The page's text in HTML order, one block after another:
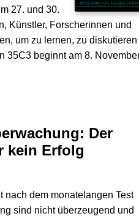
27. und 30.
Künstler, Forscherinnen und
um zu lernen, zu diskutieren
35C3 beginnt am 8.
Der
kein Erfolg
nach dem monatelangen Test
sind nicht überzeugend und